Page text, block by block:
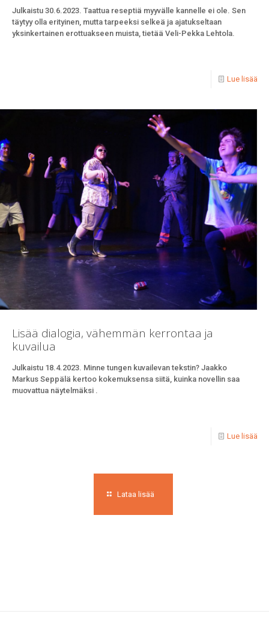
Julkaistu 30.6.2023. Taattua reseptiä myyvälle kannelle ei ole. Sen
täytyy olla erityinen, mutta tarpeeksi selkeä ja ajatukseltaan
yksinkertainen erottuakseen muista, tietää Veli-Pekka Lehtola.
Lue lisää
Lisää dialogia, vähemmän kerrontaa ja
kuvailua
Julkaistu 18.4.2023. Minne tungen kuvailevan tekstin? Jaakko
Markus Seppälä kertoo kokemuksensa siitä, kuinka novellin saa
muovattua näytelmäksi .
Lue lisää
Lataa lisää